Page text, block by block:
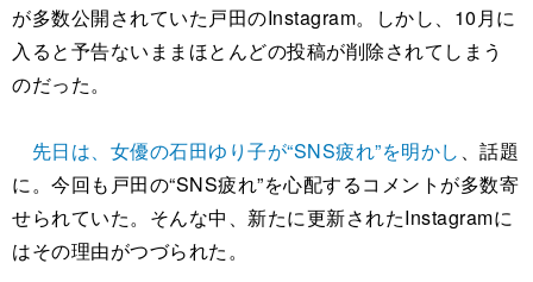
が多数公開されていた戸田のInstagram。しかし、10月に
入ると予告ないままほとんどの投稿が削除されてしまう
のだった。
先日は、女優の石田ゆり子が“SNS疲れ”を明かし 、話題
に。今回も戸田の“SNS疲れ”を心配するコメントが多数寄
せられていた。そんな中、新たに更新されたInstagramに
はその理由がつづられた。